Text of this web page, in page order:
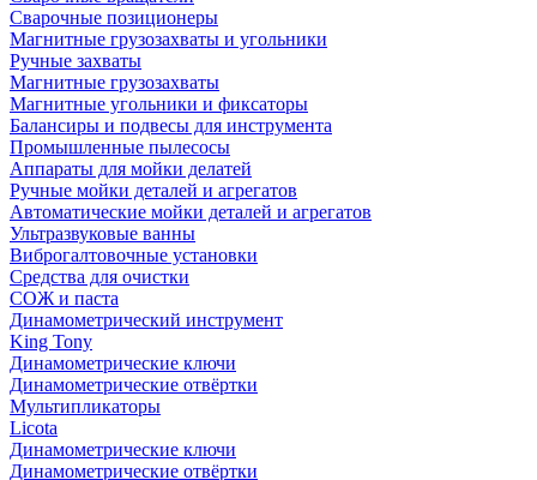
Сварочные позиционеры
Магнитные грузозахваты и угольники
Ручные захваты
Магнитные грузозахваты
Магнитные угольники и фиксаторы
Балансиры и подвесы для инструмента
Промышленные пылесосы
Аппараты для мойки делатей
Ручные мойки деталей и агрегатов
Автоматические мойки деталей и агрегатов
Ультразвуковые ванны
Виброгалтовочные установки
Средства для очистки
СОЖ и паста
Динамометрический инструмент
King Tony
Динамометрические ключи
Динамометрические отвёртки
Мультипликаторы
Licota
Динамометрические ключи
Динамометрические отвёртки